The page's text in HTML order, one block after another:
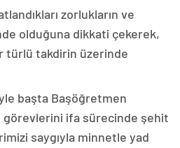
zorlukların ve
olduğuna dikkati çekerek,
türlü takdirin üzerinde
başta Başöğretmen
görevlerini ifa sürecinde şehit
saygıyla minnetle yad